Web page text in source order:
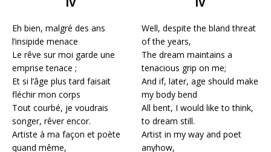
Eh bien, malgré des ans
l’insipide menace
Le rêve sur moi garde une
emprise tenace ;
Et si l’âge plus tard faisait
fléchir mon corps
Tout courbé, je voudrais
songer, rêver encor.
Artiste à ma façon et poète
quand même,
Well, despite the bland threat
of the years,
The dream maintains a
tenacious grip on me;
And if, later, age should make
my body bend
All bent, I would like to think,
to dream still.
Artist in my way and poet
anyhow,